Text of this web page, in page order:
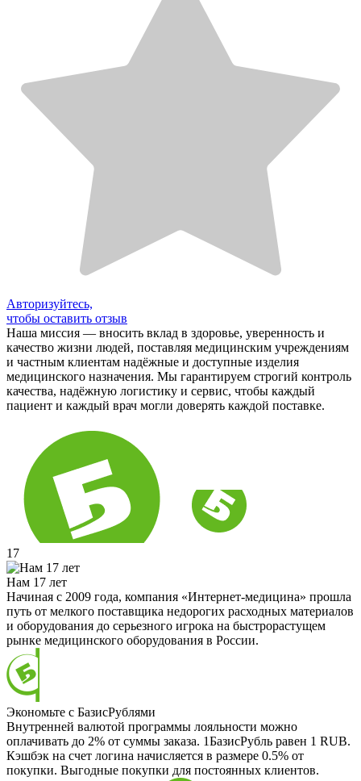
Авторизуйтесь,
чтобы оставить отзыв
Наша миссия — вносить вклад в здоровье, уверенность и
качество жизни людей, поставляя медицинским учреждениям
и частным клиентам надёжные и доступные изделия
медицинского назначения. Мы гарантируем строгий контроль
качества, надёжную логистику и сервис, чтобы каждый
пациент и каждый врач могли доверять каждой поставке.
17
Нам 17 лет
Начиная с 2009 года, компания «Интернет-медицина» прошла
путь от мелкого поставщика недорогих расходных материалов
и оборудования до серьезного игрока на быстрорастущем
рынке медицинского оборудования в России.
Экономьте с БазисРублями
Внутренней валютой программы лояльности можно
оплачивать до 2% от суммы заказа. 1БазисРубль равен 1 RUB.
Кэшбэк на счет логина начисляется в размере 0.5% от
покупки. Выгодные покупки для постоянных клиентов.